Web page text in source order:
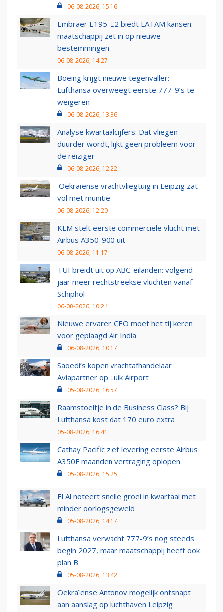
06-08-2026, 15:16
Embraer E195-E2 biedt LATAM kansen:
maatschappij zet in op nieuwe
bestemmingen
06-08-2026, 14:27
Boeing krijgt nieuwe tegenvaller:
Lufthansa overweegt eerste 777-9’s te
weigeren
06-08-2026, 13:36
Analyse kwartaalcijfers: Dat vliegen
duurder wordt, lijkt geen probleem voor
de reiziger
06-08-2026, 12:22
'Oekraïense vrachtvliegtuig in Leipzig zat
vol met munitie'
06-08-2026, 12:20
KLM stelt eerste commerciële vlucht met
Airbus A350-900 uit
06-08-2026, 11:17
TUI breidt uit op ABC-eilanden: volgend
jaar meer rechtstreekse vluchten vanaf
Schiphol
06-08-2026, 10:24
Nieuwe ervaren CEO moet het tij keren
voor geplaagd Air India
06-08-2026, 10:17
Saoedi’s kopen vrachtafhandelaar
Aviapartner op Luik Airport
05-08-2026, 16:57
Raamstoeltje in de Business Class? Bij
Lufthansa kost dat 170 euro extra
05-08-2026, 16:41
Cathay Pacific ziet levering eerste Airbus
A350F maanden vertraging oplopen
05-08-2026, 15:25
El Al noteert snelle groei in kwartaal met
minder oorlogsgeweld
05-08-2026, 14:17
Lufthansa verwacht 777-9’s nog steeds
begin 2027, maar maatschappij heeft ook
plan B
05-08-2026, 13:42
Oekraïense Antonov mogelijk ontsnapt
aan aanslag op luchthaven Leipzig